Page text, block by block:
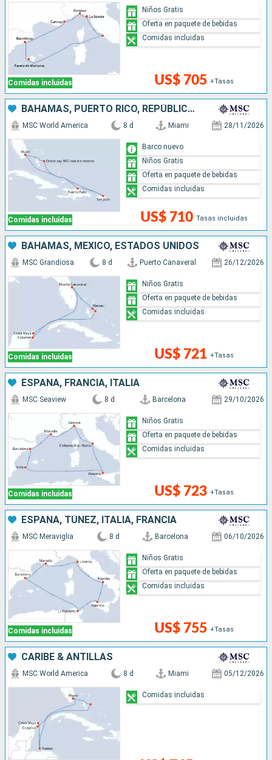
Comidas incluidas US$ 705 +Tasas
Niños Gratis
Oferta en paquete de bebidas
Comidas incluidas
BAHAMAS, PUERTO RICO, REPÚBLICA DOMINICANA, ESTADOS UNIDOS
Comidas incluidas
MSC World America 8 d Miami 28/11/2026
US$ 710 Tasas incluidas
Barco nuevo
Niños Gratis
Oferta en paquete de bebidas
Comidas incluidas
BAHAMAS, MÉXICO, ESTADOS UNIDOS
Comidas incluidas
MSC Grandiosa 8 d Puerto Canaveral 26/12/2026
US$ 721 +Tasas
Niños Gratis
Oferta en paquete de bebidas
Comidas incluidas
ESPAÑA, FRANCIA, ITALIA
Comidas incluidas
MSC Seaview 8 d Barcelona 29/10/2026
US$ 723 +Tasas
Niños Gratis
Oferta en paquete de bebidas
Comidas incluidas
ESPAÑA, TÚNEZ, ITALIA, FRANCIA
Comidas incluidas
MSC Meraviglia 8 d Barcelona 06/10/2026
US$ 755 +Tasas
Niños Gratis
Oferta en paquete de bebidas
Comidas incluidas
CARIBE & ANTILLAS
MSC World America 8 d Miami 05/12/2026
Comidas incluidas